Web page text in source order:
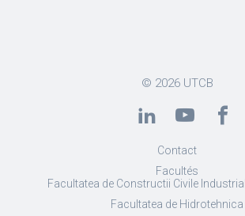
© 2026 UTCB
Contact
Facultés
Facultatea de Constructii Civile
Facultatea de Hidrotehnica